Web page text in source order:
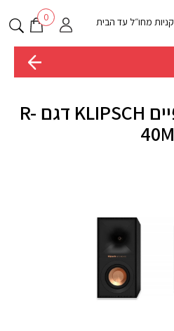
קניות מחו״ל עד הבית 0
זוג רמקולים מדפיים KLIPSCH דגם R-
40M